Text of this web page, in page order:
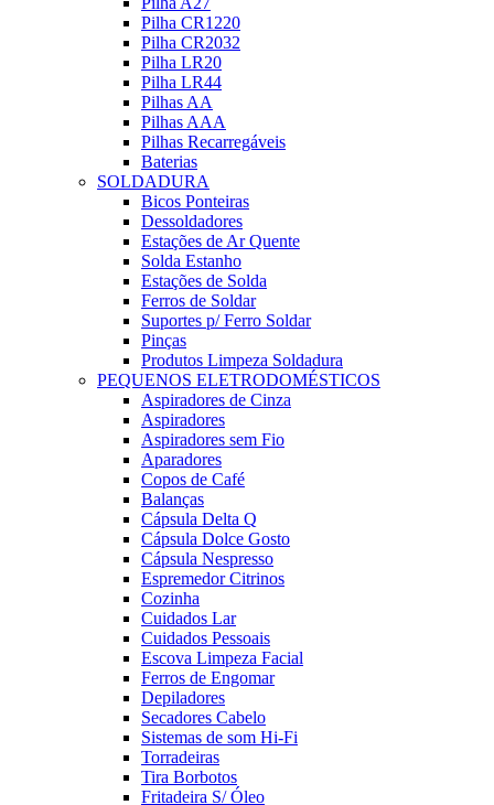
Pilha CR1220
Pilha CR2032
Pilha LR20
Pilha LR44
Pilhas AA
Pilhas AAA
Pilhas Recarregáveis
Baterias
SOLDADURA
Bicos Ponteiras
Dessoldadores
Estações de Ar Quente
Solda Estanho
Estações de Solda
Ferros de Soldar
Suportes p/ Ferro Soldar
Pinças
Produtos Limpeza Soldadura
PEQUENOS ELETRODOMÉSTICOS
Aspiradores de Cinza
Aspiradores
Aspiradores sem Fio
Aparadores
Copos de Café
Balanças
Cápsula Delta Q
Cápsula Dolce Gosto
Cápsula Nespresso
Espremedor Citrinos
Cozinha
Cuidados Lar
Cuidados Pessoais
Escova Limpeza Facial
Ferros de Engomar
Depiladores
Secadores Cabelo
Sistemas de som Hi-Fi
Torradeiras
Tira Borbotos
Fritadeira S/ Óleo